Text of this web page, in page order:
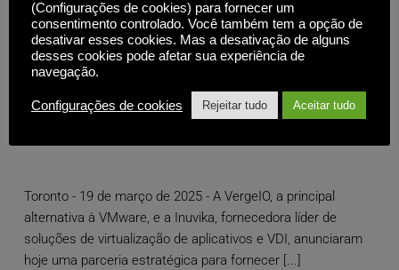
VergeIO e Inuvika fazem parceria para oferecer uma
alternativa econômica e de alto desempenho ao
VMware Horizon e ao Citrix
Toronto - 19 de março de 2025 - A VergeIO, a principal
alternativa à VMware, e a Inuvika, fornecedora líder de
soluções de virtualização de aplicativos e VDI, anunciaram
hoje uma parceria estratégica para fornecer [...]
(Configurações de cookies) para fornecer um
consentimento controlado. Você também tem a opção de
desativar esses cookies. Mas a desativação de alguns
desses cookies pode afetar sua experiência de
navegação.
Configurações de cookies Rejeitar tudo Aceitar tudo